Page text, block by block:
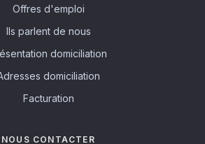
Offres d'emploi
Ils parlent de nous
domiciliation
domiciliation
Facturation
NOUS CONTACTER